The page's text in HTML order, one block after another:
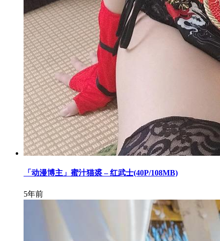
「动漫博主」蜜汁猫裘 – 红武士(40P/108MB)
5年前